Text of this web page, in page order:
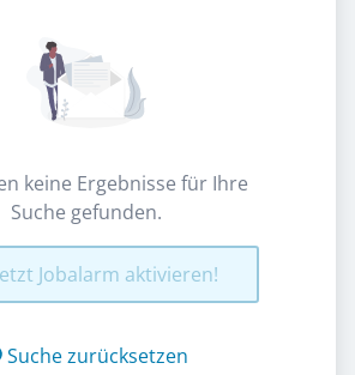
keine Ergebnisse für Ihre
Suche gefunden.
Jobalarm aktivieren!
Suche zurücksetzen